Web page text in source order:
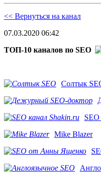
<< Вернуться на канал
07.03.2020 06:42
ТОП-10 каналов по SEO
Солтык
Mike Blazer